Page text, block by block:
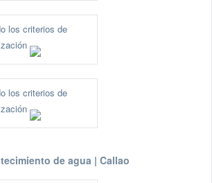
los criterios de
los criterios de
de agua | Callao